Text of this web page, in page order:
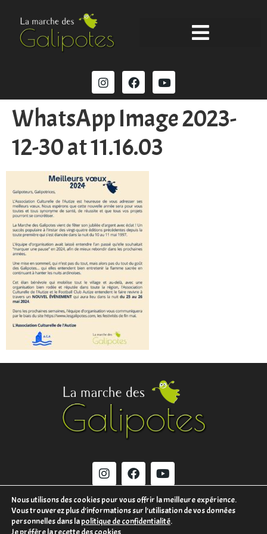
WhatsApp Image 2023-
12-30 at 11.16.03
MENTIONS LÉGALES
Nous utilisons des cookies pour vous offrir la meilleure expérience.
Vous trouverez plus d'informations sur l'utilisation de vos données
personnelles dans lapolitique de confidentialité.
Je préfère la recette des cookies